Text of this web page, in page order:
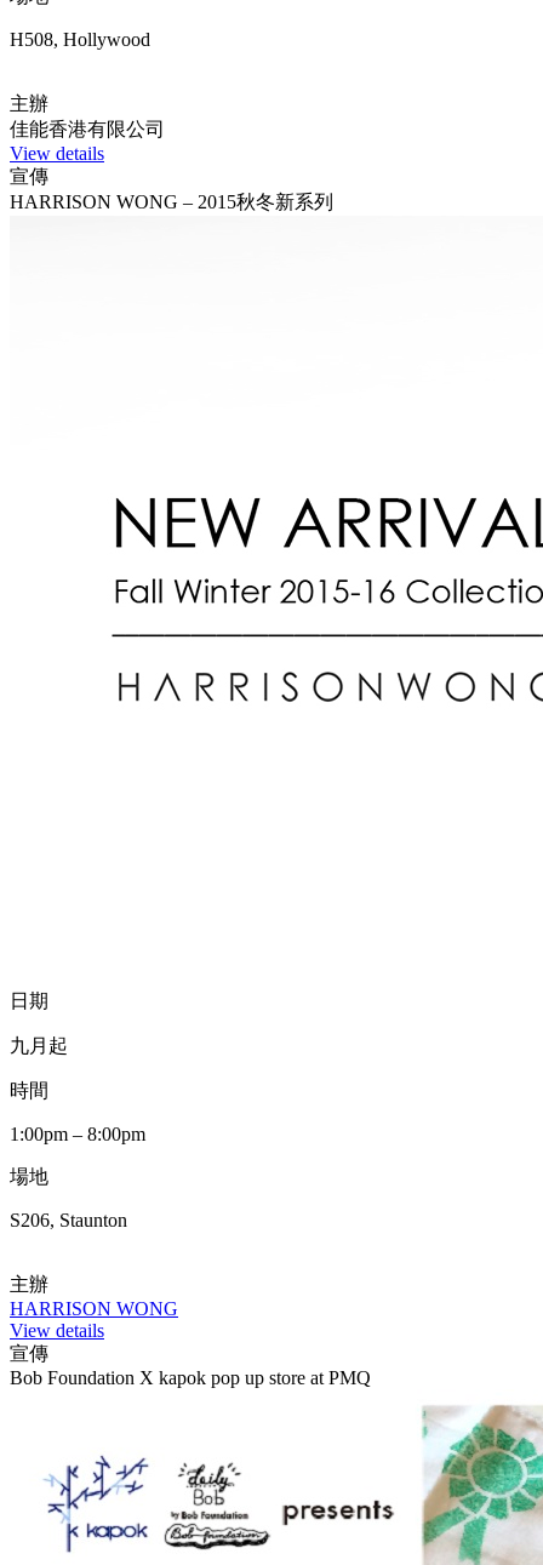
H508, Hollywood
主辦
佳能香港有限公司
View details
宣傳
HARRISON WONG – 2015秋冬新系列
日期
九月起
時間
1:00pm – 8:00pm
場地
S206, Staunton
主辦
HARRISON WONG
View details
宣傳
Bob Foundation X kapok pop up store at PMQ